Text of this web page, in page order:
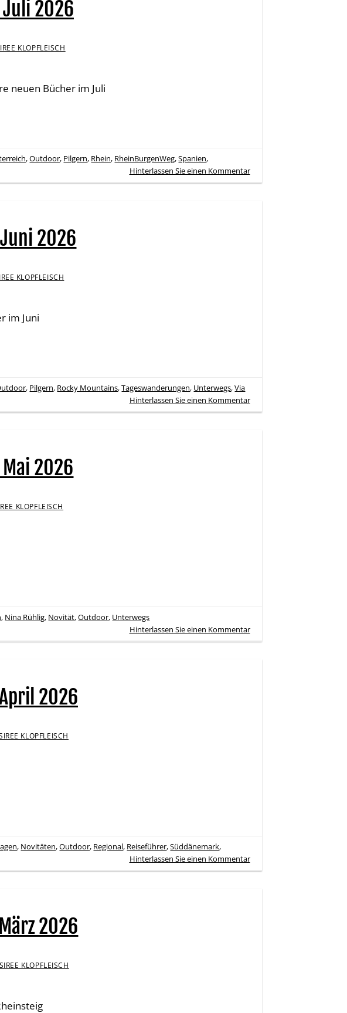
2026
KLOPFLEISCH
neuen Bücher im Juli
,Outdoor, Pilgern, Rhein, RheinBurgenWeg,Spanien,
Hinterlassen Sie einen Kommentar
2026
KLOPFLEISCH
im Juni
, Pilgern, Rocky Mountains,Tageswanderungen, Unterwegs,Via
Hinterlassen Sie einen Kommentar
2026
KLOPFLEISCH
, Nina Rühlig, Novität,Outdoor, Unterwegs
Hinterlassen Sie einen Kommentar
2026
KLOPFLEISCH
, Novitäten,Outdoor, Regional, Reiseführer,Süddänemark,
Hinterlassen Sie einen Kommentar
2026
KLOPFLEISCH